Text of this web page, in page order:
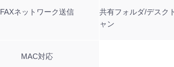
FAXネットワーク送信
共有フォルダ/デスク
ャン
MAC対応